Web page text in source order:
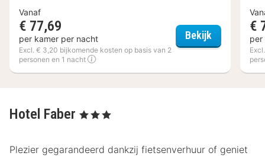
Vanaf
€ 77,69
per kamer per nacht
Excl. € 3,20 bijkomende kosten op basis van 2
personen en 1 nacht
Bekijk Van der
€
per
Hotel Faber , 3 Sterren
Plezier gegarandeerd dankzij fietsenverhuur of geniet